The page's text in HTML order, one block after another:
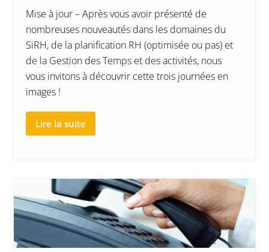
Mise à jour – Après vous avoir présenté de
nombreuses nouveautés dans les domaines du
SiRH, de la planification RH (optimisée ou pas) et
de la Gestion des Temps et des activités, nous
vous invitons à découvrir cette trois journées en
images !
Lire la suite